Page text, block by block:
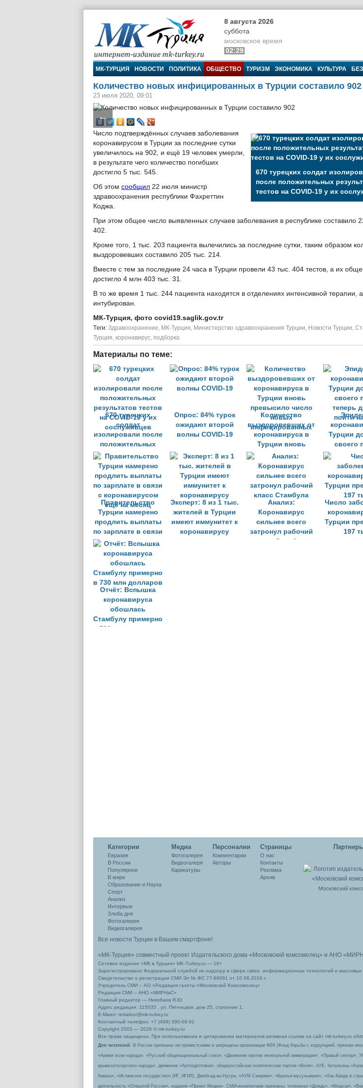
МК-Турция
8 августа 2026
суббота
московское время
02:29
МК-ТУРЦИЯ НОВОСТИ ПОЛИТИКА ОБЩЕСТВО ТУРИЗМ ЭКОНОМИКА КУЛЬТУРА
Количество новых инфицированных в Турции составило 902
23 июля 2020, 09:01
←
670 турецких солдат
после положительных
тестов на COVID-19 у их
Число подтверждённых случаев заболевания
коронавирусом в Турции за последние сутки
увеличилось на 902, и ещё 19 человек умерли,
в результате чего количество погибших
достигло 5 тыс. 545.
Об этом сообщил 22 июля министр
здравоохранения республики Фахреттин
Коджа.
При этом общее число выявленных случаев заболевания в республике составило
402.
Кроме того, 1 тыс. 203 пациента вылечились за последние сутки, таким образом
выздоровевших составило 205 тыс. 214.
Вместе с тем за последние 24 часа в Турции провели 43 тыс. 404 тестов, а их
достигло 4 млн 403 тыс. 31.
В то же время 1 тыс. 244 пациента находятся в отделениях интенсивной терапии,
интубирован.
МК-Турция, фото covid19.saglik.gov.tr
Tеги: Здравоохранение, МК-Турция, Министерство здравоохранения Турции, Новости Турции,
Турция, коронавирус, подборка
Материалы по теме:
670 турецких
солдат
изолировали после
положительных
результатов тестов
на COVID-19 у их
сослуживцев
Опрос: 84% турок
ожидают второй
волны COVID-19
Количество
выздоровевших от
коронавируса в
Турции вновь
превысило число
новых
инфицированных
Турции
своего
теперь
пойти
Правительство
Турции намерено
продлить выплаты
по зарплате в связи
с коронавирусом
ещё на месяц
Эксперт: 8 из 1 тыс.
жителей в Турции
имеют иммунитет к
коронавирусу
Анализ:
Коронавирус
сильнее всего
затронул рабочий
класс Стамбула
Число
Турции
197
Отчёт: Вспышка
коронавируса
обошлась
Стамбулу примерно
в 730 млн долларов
Категории
Евразия
В России
Популярное
В мире
Образование и Наука
Спорт
Анализ
Интервью
Злоба дня
Фотогалерея
Видеогалерея
Медиа
Фотогалерея
Видеогалеря
Карикатуры
Персоналии
Комментарии
Авторы
Cтраницы
О нас
Контакты
Реклама
Архив
Московский
Все новости Турции в Вашем смартфоне!
«МК-Турция» совместный проект Издательского дома «Московский комсомолец» и АНО
Сетевое издание «МК в Турции» MK-Turkey.ru — 16+
Зарегистрировано Федеральной службой по надзору в сфере связи, информационных технологий и массовых
Свидетельство о регистрации СМИ Эл № ФС 77-66061 от 10.06.2016 г.
Учредитель СМИ – АО «Редакция газеты «Московский Комсомолец»
Редакция СМИ – АНО «МИРНаС»
Главный редактор — Ниязбаев Я.Ю.
Адрес редакции: 115035 , ул. Пятницкая, дом 25, строение 1.
Е-Маил: redaktor@mk-turkey.ru
Контактный телефон: +7 (499) 390-08-91
Copyright 2003 — 2026 © mk-turkey.ru
Все права защищены. При использовании и цитировании материалов активная ссылка на сайт mk-turkey.ru
Для читателей : В России признаны экстремистскими и запрещены организации ФБК (Фонд борьбы с коррупцией, признан
«Армия воли народа», «Русский общенациональный союз», «Движение против нелегальной иммиграции», «Правый
крымскотатарского народа», движение «Артподготовка», общероссийская политическая партия «Воля», АУЕ, батальоны
Кавказ», «Исламское государство» (ИГ, ИГИЛ), Джебхад-ан-Нусра, «АУМ Синрике», «Братья-мусульмане», «Аль-Каида в
деятельность «Открытой России», издания «Проект Медиа». СМИ-иноагентами признаны: телеканал «Дождь», «Медуза»,